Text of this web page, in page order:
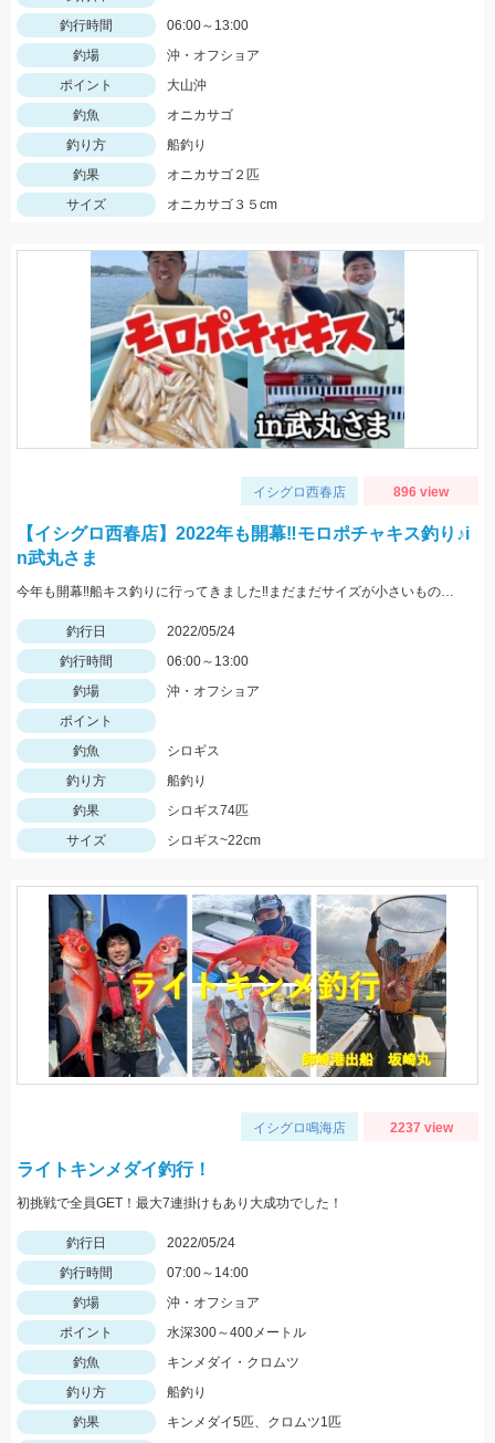
釣行時間
06:00～13:00
釣場
沖・オフショア
ポイント
大山沖
釣魚
オニカサゴ
釣り方
船釣り
釣果
オニカサゴ２匹
サイズ
オニカサゴ３５cm
イシグロ西春店 896 view
【イシグロ西春店】2022年も開幕‼モロポチャキス釣り♪i
n武丸さま
今年も開幕‼船キス釣りに行ってきました‼まだまだサイズが小さいものも混じりますが、ハリは8～10号の方が掛かりがよくオススメですよ‼
釣行日
2022/05/24
釣行時間
06:00～13:00
釣場
沖・オフショア
ポイント
釣魚
シロギス
釣り方
船釣り
釣果
シロギス74匹
サイズ
シロギス~22cm
イシグロ鳴海店 2237 view
ライトキンメダイ釣行！
初挑戦で全員GET！最大7連掛けもあり大成功でした！
釣行日
2022/05/24
釣行時間
07:00～14:00
釣場
沖・オフショア
ポイント
水深300～400メートル
釣魚
キンメダイ・クロムツ
釣り方
船釣り
釣果
キンメダイ5匹、クロムツ1匹